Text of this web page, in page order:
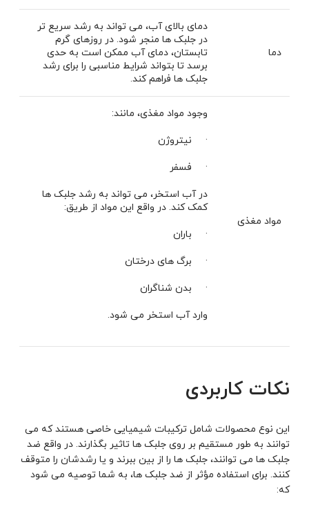
دما
دمای بالای آب، می ‌تواند به رشد سریع تر
در جلبک ها منجر شود. در روزهای گرم
تابستان، دمای آب ممکن است به حدی
برسد تا بتواند شرایط مناسبی را برای رشد
جلبک ها فراهم کند.
مواد مغذی
وجود مواد مغذی، مانند:
· نیتروژن
· فسفر
در آب استخر، می تواند به رشد جلبک ها
کمک کند. در واقع این مواد از طریق:
· باران
· برگ های درختان
· بدن شناگران
وارد آب استخر می ‌شود.
نکات کاربردی
این نوع محصولات شامل ترکیبات شیمیایی خاصی هستند که می
توانند به طور مستقیم بر روی جلبک ها تاثیر بگذارند. در واقع ضد
جلبک ها می توانند، جلبک ها را از بین ببرند‌ و یا رشدشان را متوقف
‌کنند. برای استفاده مؤثر از ضد جلبک ‌ها، به شما توصیه می شود
که: